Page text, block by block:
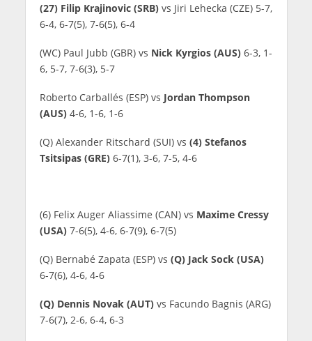
(27) Filip Krajinovic (SRB)vs Jiri Lehecka (CZE) 5-7,
6-4, 6-7(5), 7-6(5), 6-4
(WC) Paul Jubb (GBR) vs Nick Kyrgios (AUS)6-3, 1-
6, 5-7, 7-6(3), 5-7
Roberto Carballés (ESP) vs Jordan Thompson
(AUS)4-6, 1-6, 1-6
(Q) Alexander Ritschard (SUI) vs (4) Stefanos
Tsitsipas (GRE)6-7(1), 3-6, 7-5, 4-6
(6) Felix Auger Aliassime (CAN) vs Maxime Cressy
(USA)7-6(5), 4-6, 6-7(9), 6-7(5)
(Q) Bernabé Zapata (ESP) vs (Q) Jack Sock (USA)
6-7(6), 4-6, 4-6
(Q) Dennis Novak (AUT)vs Facundo Bagnis (ARG)
7-6(7), 2-6, 6-4, 6-3